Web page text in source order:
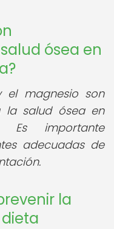
ósea en
magnesio son
la salud ósea en
Es importante
adecuadas de
la